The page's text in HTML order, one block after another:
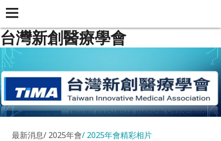
台灣新創醫療學會
最新消息 2025年會 2025年會精彩相片